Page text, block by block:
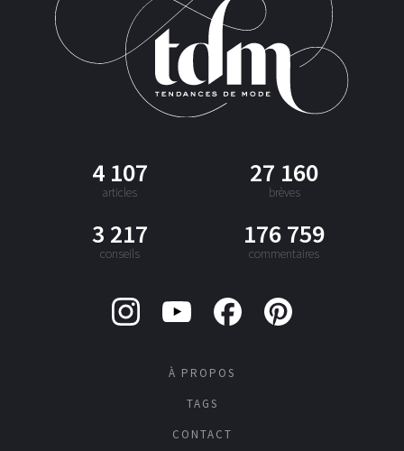
4 107
articles
27 160
brèves
3 217
conseils
176 759
commentaires
À PROPOS
TAGS
CONTACT